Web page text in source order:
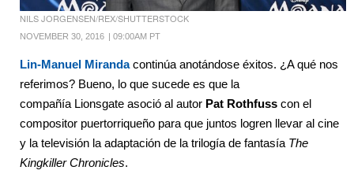
NILS JORGENSEN/REX/SHUTTERSTOCK
NOVEMBER 30, 2016 09:00AM PT
Lin-Manuel Mirandacontinúa anotándose éxitos. ¿A qué nos
referimos? Bueno, lo que sucede es que la
compañía Lionsgate asoció al autor Pat Rothfuss con el
compositor puertorriqueño para que juntos logren llevar al cine
y la televisión la adaptación de la trilogía de fantasía The
Kingkiller Chronicles.